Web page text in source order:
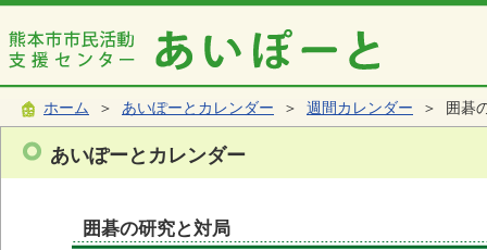
ホーム ＞ あいぽーとカレンダー ＞ 週間カレンダー ＞ 囲碁
あいぽーとカレンダー
囲碁の研究と対局